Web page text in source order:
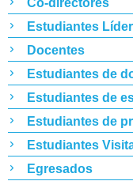
Co-directores
Estudiantes
Docentes
Estudiantes de
Estudiantes de
Estudiantes de
Estudiantes
Egresados